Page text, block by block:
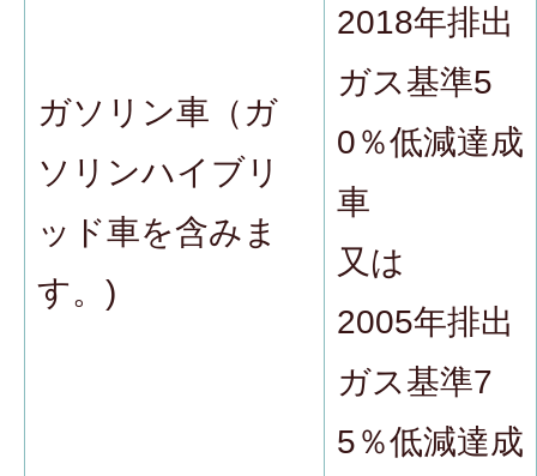
ガソリン車（ガ
ソリンハイブリ
ッド車を含みま
す。)
2018年排出
ガス基準5
0％低減達成
車
又は
2005年排出
ガス基準7
5％低減達成